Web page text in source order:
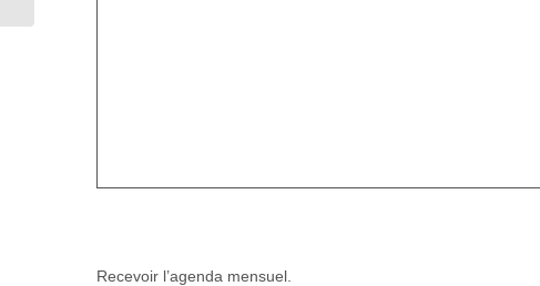
Recevoir l’agenda mensuel.